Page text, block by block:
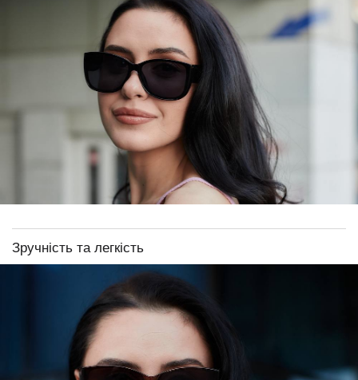
Зручність та легкість